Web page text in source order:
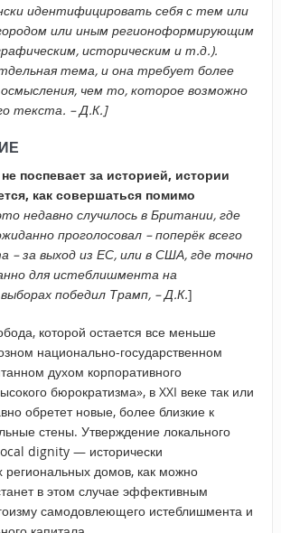
идентифицировать себя с тем или
или иным регионоформирующим
историческим и т.д.).
тема, и она требует более
чем то, которое возможно
текста. – Д.К.]
поспевает за историей, истории
как совершаться помимо
недавно случилось в Британии, где
проголосовал – поперёк всего
– за выход из ЕС, или в США, где точно
для истеблишмента на
победил Трамп, – Д.К.]
которой остается все меньше
национально-государственном
духом корпоративного
бюрократизма», в XXI веке так или
обретет новые, более близкие к
стены. Утверждение локального
dignity — исторически
домов, как можно
в этом случае эффективным
самодовлеющего истеблишмента и